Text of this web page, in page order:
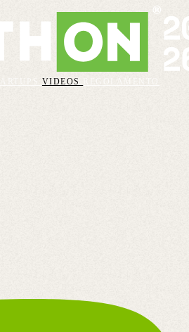
VIDEOS
REGOLAMENTO